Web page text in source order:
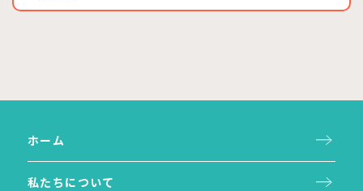
ホーム
私たちについて